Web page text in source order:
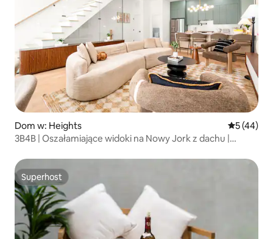
Dom w: Heights Średnia
5 (44)
3B4B | Oszałamiające widoki na Nowy Jork z dachu |
Superhost
Superhost